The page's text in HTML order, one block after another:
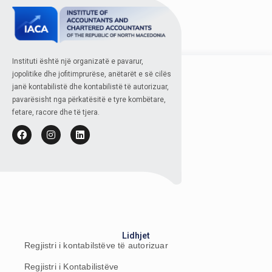
Instituti është një organizatë e pavarur,
jopolitike dhe jofitimprurëse, anëtarët e së cilës
janë kontabilistë dhe kontabilistë të autorizuar,
pavarësisht nga përkatësitë e tyre kombëtare,
fetare, racore dhe të tjera.
Lidhjet
Regjistri i kontabilstëve të autorizuar
Regjistri i Kontabilistëve